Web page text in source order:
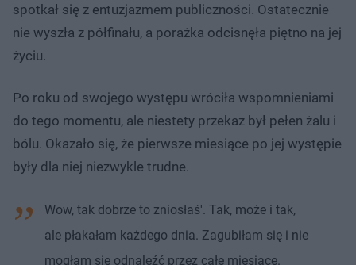
spotkał się z entuzjazmem publiczności. Ostatecznie
nie wyszła z półfinału, a porażka odcisnęła piętno na jej
życiu.
Po roku od swojego występu wróciła wspomnieniami
do tego momentu, ale niestety przekaz był pełen żalu i
bólu. Okazało się, że pierwsze miesiące po jej występie
były dla niej niezwykle trudne.
Wow, tak dobrze to zniosłaś'. Tak, może i tak,
ale płakałam każdego dnia. Zagubiłam się i nie
mogłam się odnaleźć przez całe miesiące.